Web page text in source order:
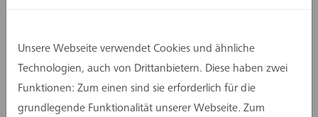
Unsere Webseite verwendet Cookies und ähnliche
Technologien, auch von Drittanbietern. Diese haben zwei
Funktionen: Zum einen sind sie erforderlich für die
grundlegende Funktionalität unserer Webseite. Zum